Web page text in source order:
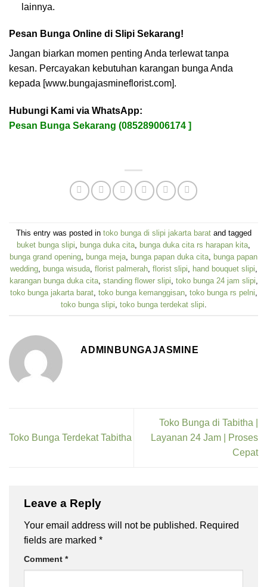
lainnya.
Pesan Bunga Online di Slipi Sekarang!
Jangan biarkan momen penting Anda terlewat tanpa
kesan. Percayakan kebutuhan karangan bunga Anda
kepada [www.bungajasmineflorist.com].
Hubungi Kami via WhatsApp:
Pesan Bunga Sekarang (085289006174 ]
This entry was posted in toko bunga di slipi jakarta baratand tagged
buket bunga slipi
bunga duka cita bunga duka cita rs harapan kita
bunga grand opening bunga meja bunga papan duka cita bunga papan
wedding, bunga wisuda, florist palmerah, florist slipi hand bouquet slipi
karangan bunga duka cita, standing flower slipi toko bunga 24 jam slipi
toko bunga jakarta barat, toko bunga kemanggisan, toko bunga rs pelni
toko bunga slipi toko bunga terdekat slipi
ADMINBUNGAJASMINE
Toko Bunga Terdekat Tabitha
Toko Bunga di Tabitha |
Layanan 24 Jam | Proses
Cepat
Leave a Reply
Your email address will not be published. Required
fields are marked *
Comment *